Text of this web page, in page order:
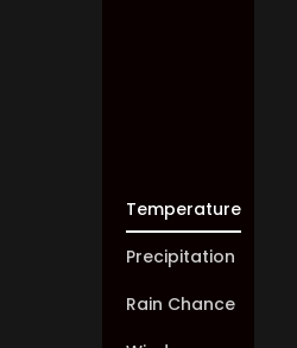
Temperature
Precipitation
Rain Chance